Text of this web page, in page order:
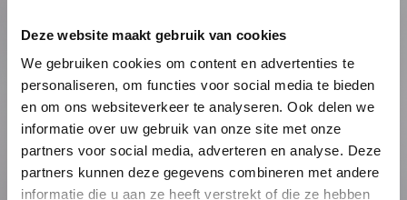
Deze website maakt gebruik van cookies
We gebruiken cookies om content en advertenties te
personaliseren, om functies voor social media te bieden
en om ons websiteverkeer te analyseren. Ook delen we
informatie over uw gebruik van onze site met onze
partners voor social media, adverteren en analyse. Deze
partners kunnen deze gegevens combineren met andere
informatie die u aan ze heeft verstrekt of die ze hebben